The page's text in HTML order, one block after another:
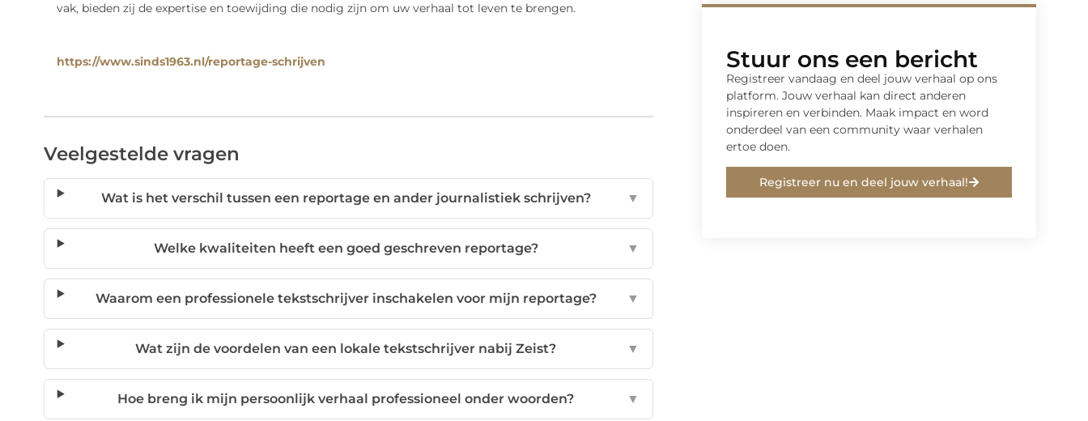
vak, bieden zij de expertise en toewijding die nodig zijn om uw verhaal tot leven te brengen.
https://www.sinds1963.nl/reportage-schrijven
Veelgestelde vragen
Wat is het verschil tussen een reportage en ander journalistiek schrijven? ▼
Welke kwaliteiten heeft een goed geschreven reportage? ▼
Waarom een professionele tekstschrijver inschakelen voor mijn reportage? ▼
Wat zijn de voordelen van een lokale tekstschrijver nabij Zeist? ▼
Hoe breng ik mijn persoonlijk verhaal professioneel onder woorden? ▼
Stuur ons een bericht
Registreer vandaag en deel jouw verhaal op ons
platform. Jouw verhaal kan direct anderen
inspireren en verbinden. Maak impact en word
onderdeel van een community waar verhalen
ertoe doen.
Registreer nu en deel jouw verhaal!